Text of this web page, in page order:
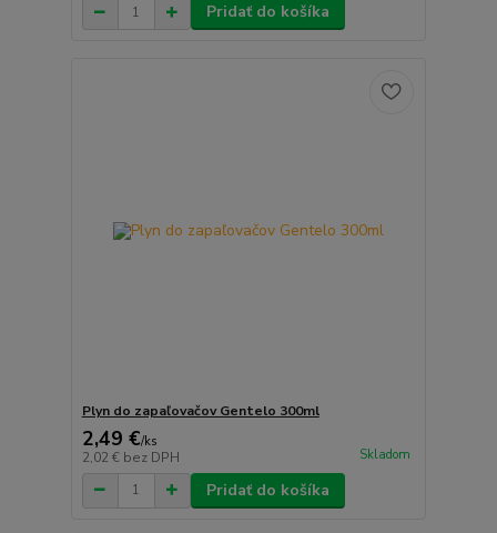
Pridať do košíka
Plyn do zapaľovačov Gentelo 300ml
2,49 €/ks
2,02 € bez DPH Skladom
Pridať do košíka